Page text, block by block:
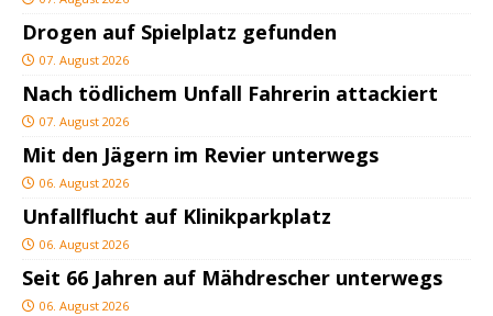
Drogen auf Spielplatz gefunden
07. August 2026
Nach tödlichem Unfall Fahrerin attackiert
07. August 2026
Mit den Jägern im Revier unterwegs
06. August 2026
Unfallflucht auf Klinikparkplatz
06. August 2026
Seit 66 Jahren auf Mähdrescher unterwegs
06. August 2026